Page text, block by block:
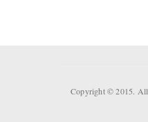
Copyright © 2015.